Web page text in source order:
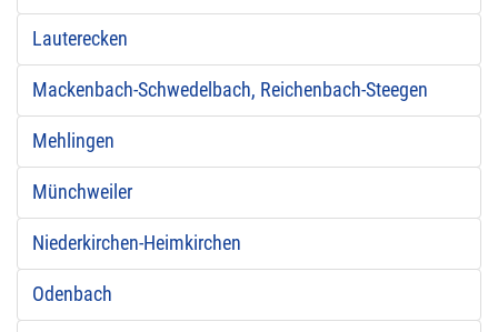
Lauterecken
Mackenbach-Schwedelbach, Reichenbach-Steegen
Mehlingen
Münchweiler
Niederkirchen-Heimkirchen
Odenbach